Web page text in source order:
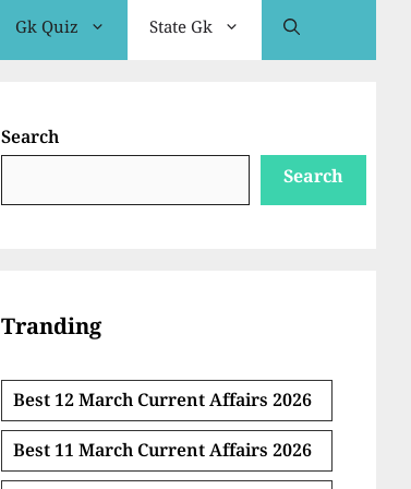
Gk Quiz State Gk
Search
Search
Tranding
Best 12 March Current Affairs 2026
Best 11 March Current Affairs 2026